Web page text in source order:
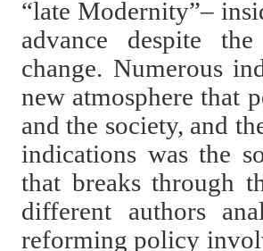
“late Modernity”–
advance despite
change. Numerous
new atmosphere that
and the society, and
indications was the
that breaks through
different authors
reforming policy